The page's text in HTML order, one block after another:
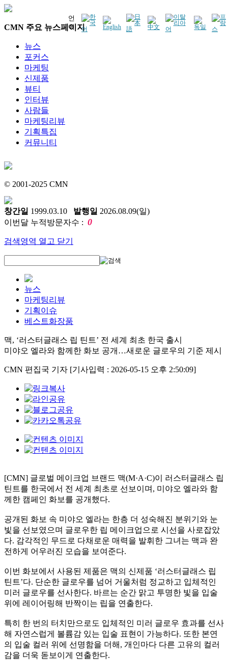
언
어
CMN 주요 뉴스페이지
뉴스
포커스
마케팅
신제품
뷰티
인터뷰
사람들
마케팅리뷰
기획특집
커뮤니티
© 2001-2025 CMN
창간일 1999.03.10 발행일 2026.08.09(일)
이번달 누적방문자수 : 0
검색영역 열고 닫기
뉴스
마케팅리뷰
기획이슈
베스트화장품
맥, ‘러스터글래스 립 틴트’ 전 세계 최초 한국 출시
미야오 엘라와 함께한 화보 공개…새로운 글로우의 기준 제시
CMN 편집국 기자 [기사입력 : 2026-05-15 오후 2:50:09]
[CMN] 글로벌 메이크업 브랜드 맥(M·A·C)이 러스터글래스 립
틴트를 한국에서 전 세계 최초로 선보이며, 미야오 엘라와 함
께한 캠페인 화보를 공개했다.
공개된 화보 속 미야오 엘라는 한층 더 성숙해진 분위기와 눈
빛을 선보였으며 글로우한 립 메이크업으로 시선을 사로잡았
다. 감각적인 무드로 다채로운 매력을 발휘한 그녀는 맥과 완
전하게 어우러진 모습을 보여준다.
이번 화보에서 사용된 제품은 맥의 신제품 ‘러스터글래스 립
틴트’다. 단순한 글로우를 넘어 거울처럼 정교하고 입체적인
미러 글로우를 선사한다. 바르는 순간 맑고 투명한 빛을 입술
위에 레이어링해 반짝이는 립을 연출한다.
특히 한 번의 터치만으로도 입체적인 미러 글로우 효과를 선사
해 자연스럽게 볼륨감 있는 입술 표현이 가능하다. 또한 본연
의 입술 컬러 위에 선명함을 더해, 개인마다 다른 고유의 컬러
감을 더욱 돋보이게 연출한다.